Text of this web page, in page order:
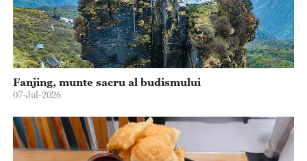
Fanjing, munte sacru al budismului
07-Jul-2026